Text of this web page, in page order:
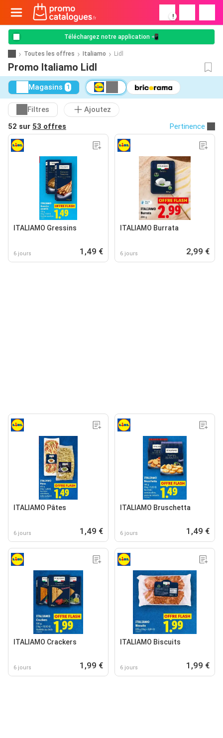
!
Téléchargez notre application 📲
Toutes les offres Italiamo Lidl
Promo Italiamo Lidl
Magasins 1
Filtres
Ajoutez
52 sur 53 offres Pertinence
ITALIAMO Gressins
6 jours 1,49 €
ITALIAMO Burrata
6 jours 2,99 €
ITALIAMO Pâtes
6 jours 1,49 €
ITALIAMO Bruschetta
6 jours 1,49 €
ITALIAMO Crackers
6 jours 1,99 €
ITALIAMO Biscuits
6 jours 1,99 €